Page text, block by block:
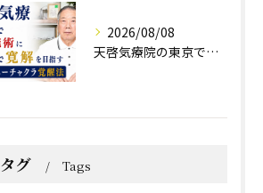
2026/08/08
天啓気療院の東京で難病施術に気功で寛解を目指すクンダリニーチャクラ覚醒法
タグ Tags